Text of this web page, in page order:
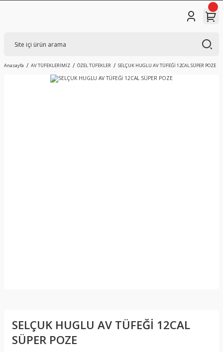
Anasayfa AV TÜFEKLERİMİZ ÖZEL TÜFEKLER SELÇUK HUGLU AV TÜFEĞİ 12CAL SÜPER POZE
SELÇUK HUGLU AV TÜFEĞİ 12CAL
SÜPER POZE